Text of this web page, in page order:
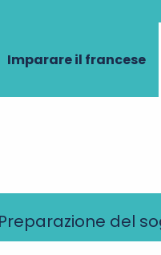
Imparare il francese
Preparazione del
e le idee per
tua casella di